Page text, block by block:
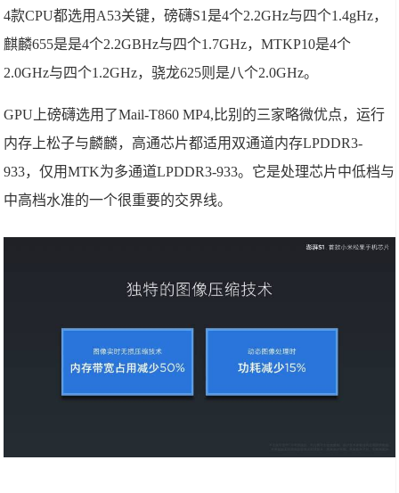
4款CPU都选用A53关键，磅礴S1是4个2.2GHz与四个1.4gHz，
麒麟655是是4个2.2GBHz与四个1.7GHz，MTKP10是4个
2.0GHz与四个1.2GHz，骁龙625则是八个2.0GHz。
GPU上磅礴选用了Mail-T860 MP4,比别的三家略微优点，运行
内存上松子与麟麟，高通芯片都适用双通道内存LPDDR3-
933，仅用MTK为多通道LPDDR3-933。它是处理芯片中低档与
中高档水准的一个很重要的交界线。